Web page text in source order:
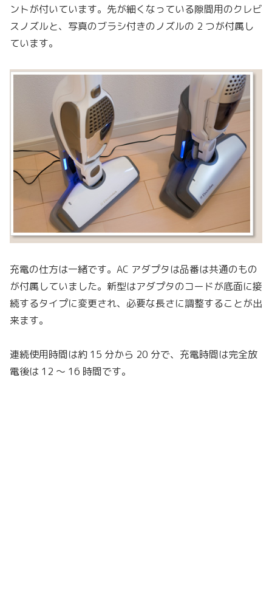
ントが付いています。先が細くなっている隙間用のクレビ
スノズルと、写真のブラシ付きのノズルの 2 つが付属し
ています。
充電の仕方は一緒です。AC アダプタは品番は共通のもの
が付属していました。新型はアダプタのコードが底面に接
続するタイプに変更され、必要な長さに調整することが出
来ます。
連続使用時間は約 15 分から 20 分で、充電時間は完全放
電後は 12 〜 16 時間です。